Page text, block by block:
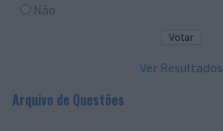
Não
Ver Resultados
Arquivo de Questões